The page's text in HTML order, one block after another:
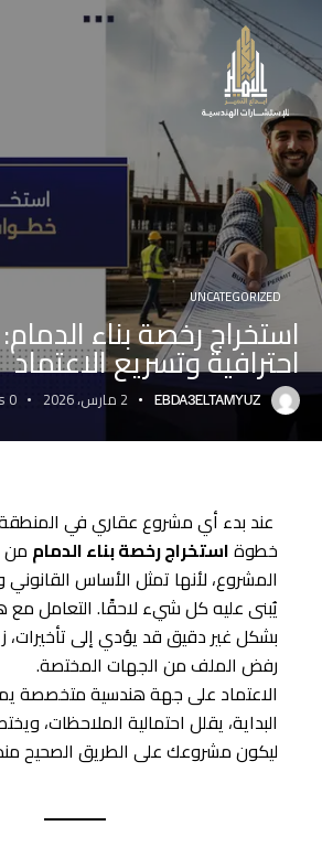
UNCATEGORIZED
استخراج رخصة بناء
احترافية وتسريع الاعتماد
EBDA3ELTAMYUZ 2 مارس، 2026 0
عند بدء أي مشروع عقاري في المنطقة
خطوةاستخراج رخصة بناء الدمام من
المشروع، لأنها تمثل الأساس
يُبنى عليه كل شيء لاحقًا. التعامل مع
بشكل غير دقيق قد يؤدي إلى تأخيرات،
رفض الملف من الجهات المختصة.
الاعتماد على جهة هندسية متخصصة
البداية، يقلل احتمالية الملاحظات،
ليكون مشروعك على الطريق الصحيح